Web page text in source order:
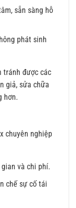
sẵn sàng hỗ
phát sinh
tránh được các
giả, sửa chữa
hơn.
chuyên nghiệp
và chi phí.
chế sự cố tái